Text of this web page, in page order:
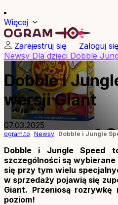
Więcej
Zarejestruj się
Zaloguj się
Newsy Dla dzieci Dobble
Dobble i
wersji Giant
07.03.2025
ogram.to Newsy Dobble i Jungle
Dobble i Jungle Speed
szczególności są wybierane
się przy tym wielu
w sprzedaży pojawią się
Giant. Przeniosą
poziom!